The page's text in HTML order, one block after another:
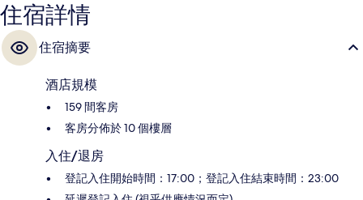
住宿詳情
住宿摘要
酒店規模
159 間客房
客房分佈於 10 個樓層
入住/退房
登記入住開始時間：17:00；登記入住結束時間：23:00